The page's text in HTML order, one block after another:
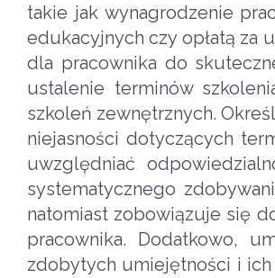
takie jak wynagrodzenie
edukacyjnych czy opłatą za
dla pracownika do
ustalenie terminów
szkoleń zewnętrznych.
niejasności dotyczących
uwzględniać
systematycznego
natomiast zobowiązuje się
pracownika. Dodatkowo,
zdobytych umiejętności i ich